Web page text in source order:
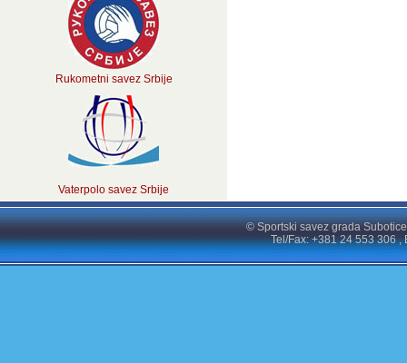
Rukometni savez Srbije
Vaterpolo savez Srbije
© Sportski savez grada
Tel/Fax: +381 24 553 306 ,